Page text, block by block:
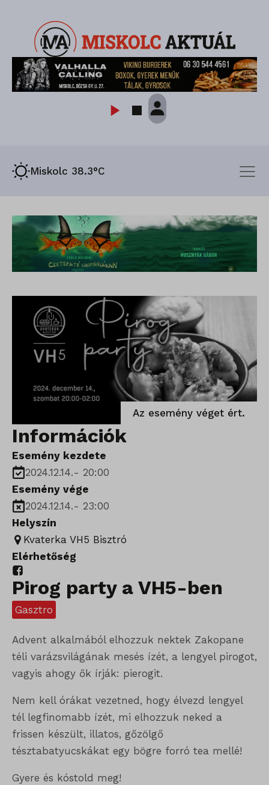
Miskolc 38.3°C
Az esemény véget ért.
Információk
Esemény kezdete
2024.12.14.- 20:00
Esemény vége
2024.12.14.- 23:00
Helyszín
Kvaterka VH5 Bisztró
Elérhetőség
Pirog party a VH5-ben
Gasztro
Advent alkalmából elhozzuk nektek Zakopane
téli varázsvilágának mesés ízét, a lengyel pirogot,
vagyis ahogy ők írják: pierogit.
Nem kell órákat vezetned, hogy élvezd lengyel
tél legfinomabb ízét, mi elhozzuk neked a
frissen készült, illatos, gőzölgő
tésztabatyucskákat egy bögre forró tea mellé!
Gyere és kóstold meg!